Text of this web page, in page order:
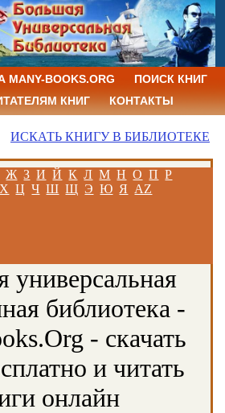
BOOKS.ORG
ПОИСК КНИГ
КНИГ
КОНТАКТЫ
ИСКАТЬ КНИГУ В БИБЛИОТЕКЕ
Ж З И Й К Л М Н О П Р
Х Ц Ч Ш Щ Э Ю Я AZ
универсальная
библиотека -
- скачать
и читать
онлайн